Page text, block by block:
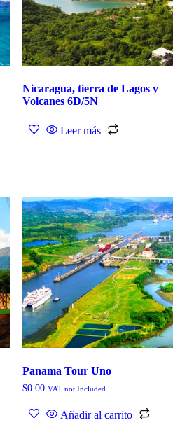
Nicaragua, tierra de Lagos y
Volcanes 6D/5N
Leer más
Panama Tour Uno
$0.00 VAT not Included
Añadir al carrito